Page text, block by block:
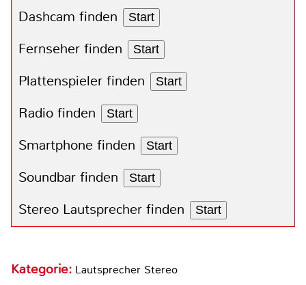
Dashcam finden Start
Fernseher finden Start
Plattenspieler finden Start
Radio finden Start
Smartphone finden Start
Soundbar finden Start
Stereo Lautsprecher finden Start
Kategorie: Lautsprecher Stereo